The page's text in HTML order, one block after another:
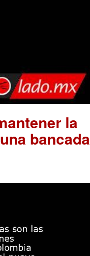
la
bancada